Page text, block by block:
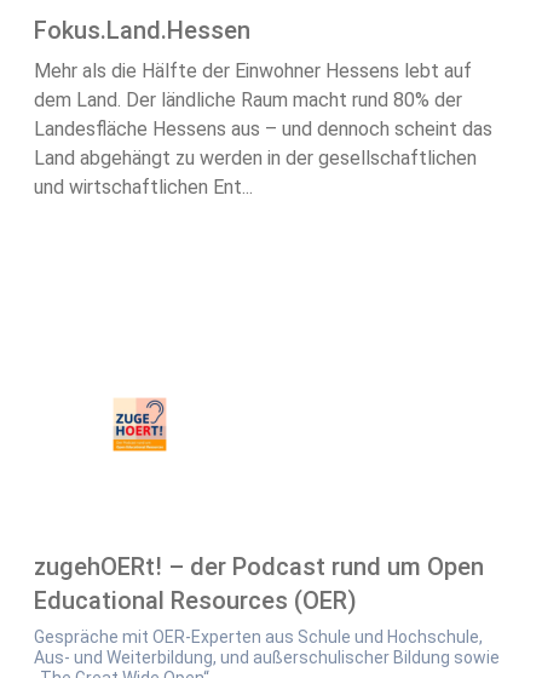
Fokus.Land.Hessen
Mehr als die Hälfte der Einwohner Hessens lebt auf
dem Land. Der ländliche Raum macht rund 80% der
Landesfläche Hessens aus – und dennoch scheint das
Land abgehängt zu werden in der gesellschaftlichen
und wirtschaftlichen Ent...
zugehOERt! – der Podcast rund um Open
Educational Resources (OER)
Gespräche mit OER-Experten aus Schule und Hochschule,
Aus- und Weiterbildung, und außerschulischer Bildung sowie